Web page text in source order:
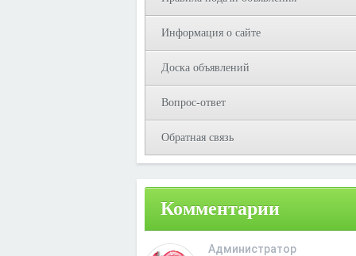
Информация о сайте
Доска объявлений
Вопрос-ответ
Обратная связь
Комментарии
Администратор